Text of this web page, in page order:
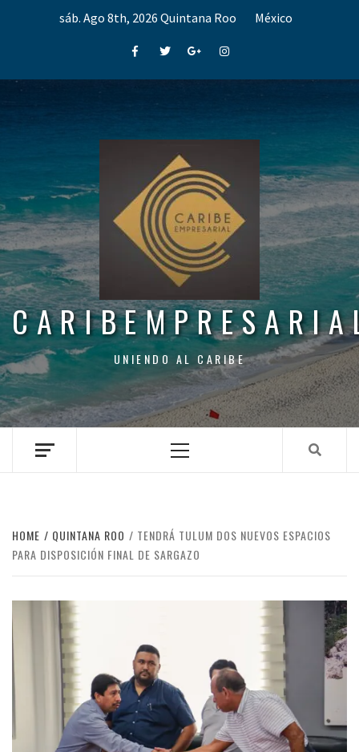
sáb. Ago 8th, 2026 Quintana Roo México
FacebookTwitterGoogle+Instagram
UNIENDO AL CARIBE
Menu
HOME QUINTANA ROO
TENDRÁ TULUM DOS NUEVOS ESPACIOS
PARA DISPOSICIÓN FINAL DE SARGAZO